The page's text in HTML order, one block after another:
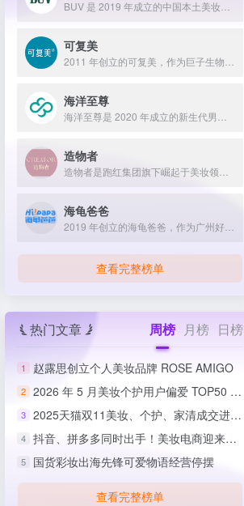
可复美
海洋至尊
造物者
海龟爸爸
查看完整榜单
热门文章 周榜 月榜 日榜
1 赵露思创立个人美妆品牌 ROSE AMIGO
2 2026 年 5 月美妆个护用户偏爱 TOP50 榜单出炉
3 2025天猫双11美妆、个护、家清成交进度排行榜
4 抖音、拼多多同时出手！美妆电商迎来史上最严整治
5 国货彩妆出海先锋可爱物语经营停摆
查看完整榜单